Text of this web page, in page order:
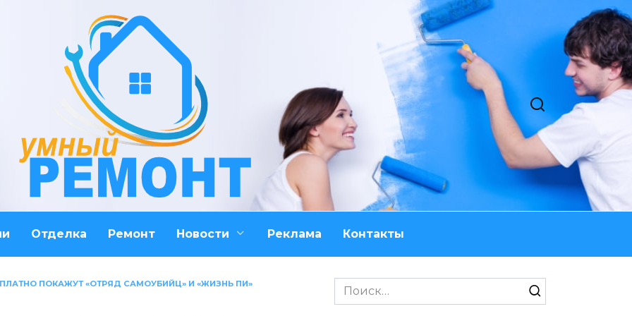
Отделка Ремонт Новости Реклама Контакты
ПОКАЖУТ «ОТРЯД САМОУБИЙЦ» И «ЖИЗНЬ ПИ»
Search
for: